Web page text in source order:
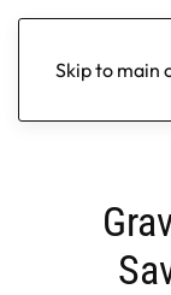
Skip to main